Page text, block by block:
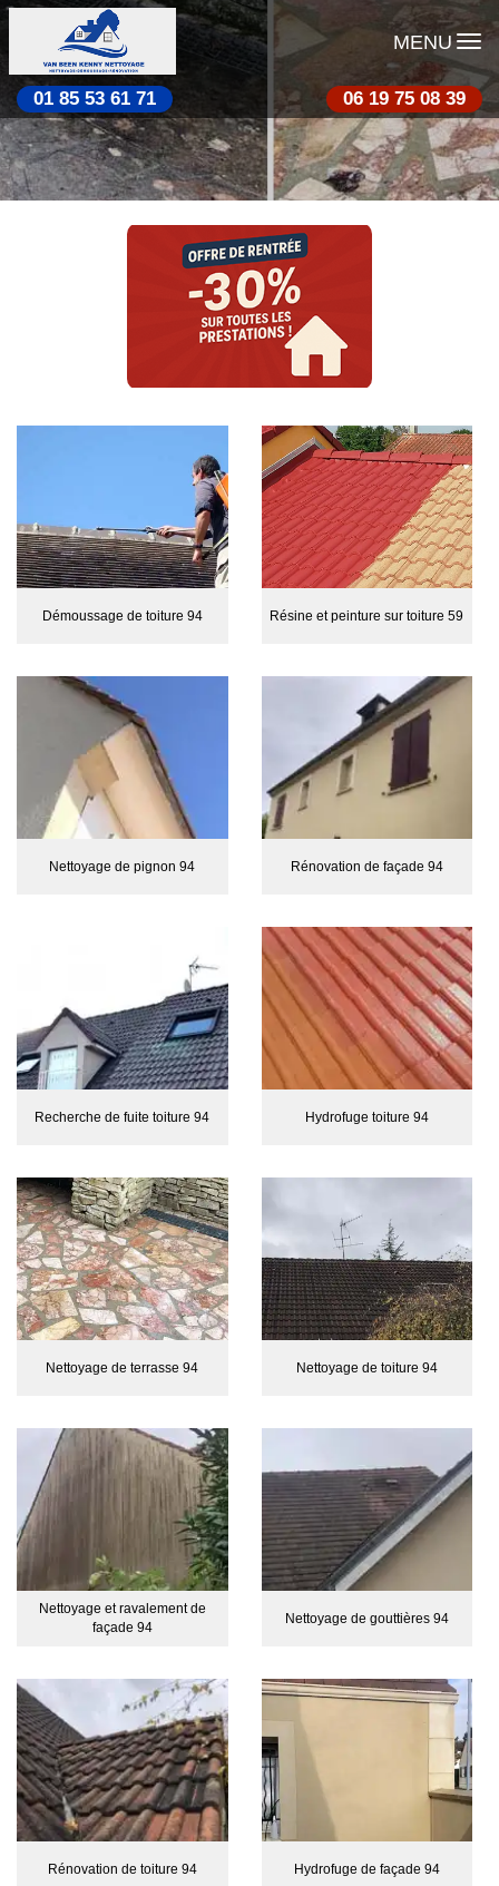
MENU
01 85 53 61 71 06 19 75 08 39
Démoussage de toiture 94 Résine et peinture sur toiture 59
Nettoyage de pignon 94 Rénovation de façade 94
Recherche de fuite toiture 94 Hydrofuge toiture 94
Nettoyage de terrasse 94 Nettoyage de toiture 94
Nettoyage et ravalement de
façade 94
Nettoyage de gouttières 94
Rénovation de toiture 94 Hydrofuge de façade 94